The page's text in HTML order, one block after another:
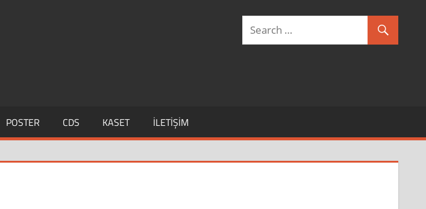
POSTER CDS KASET İLETIŞIM